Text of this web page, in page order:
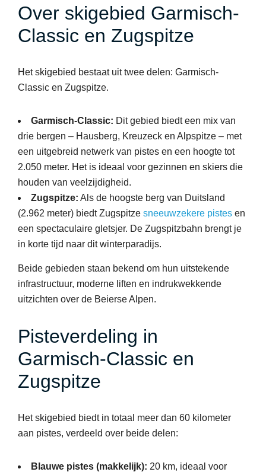
Over skigebied Garmisch-
Classic en Zugspitze
Het skigebied bestaat uit twee delen: Garmisch-
Classic en Zugspitze.
Garmisch-Classic: Dit gebied biedt een mix van
drie bergen – Hausberg, Kreuzeck en Alpspitze – met
een uitgebreid netwerk van pistes en een hoogte tot
2.050 meter. Het is ideaal voor gezinnen en skiers die
houden van veelzijdigheid.
Zugspitze: Als de hoogste berg van Duitsland
(2.962 meter) biedt Zugspitze sneeuwzekere pistes en
een spectaculaire gletsjer. De Zugspitzbahn brengt je
in korte tijd naar dit winterparadijs.
Beide gebieden staan bekend om hun uitstekende
infrastructuur, moderne liften en indrukwekkende
uitzichten over de Beierse Alpen.
Pisteverdeling in
Garmisch-Classic en
Zugspitze
Het skigebied biedt in totaal meer dan 60 kilometer
aan pistes, verdeeld over beide delen:
Blauwe pistes (makkelijk): 20 km, ideaal voor